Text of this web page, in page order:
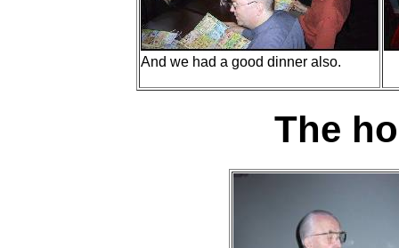
And we had a good dinner also.
The